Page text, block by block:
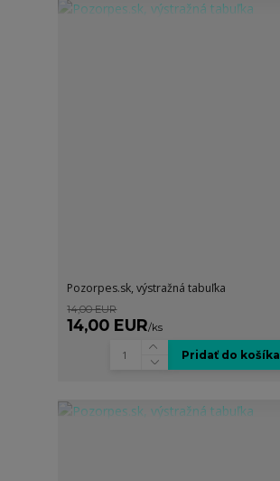
Pozorpes.sk, výstražná tabuľka
14,00 EUR
14,00 EUR/ks
Pridať do košíka